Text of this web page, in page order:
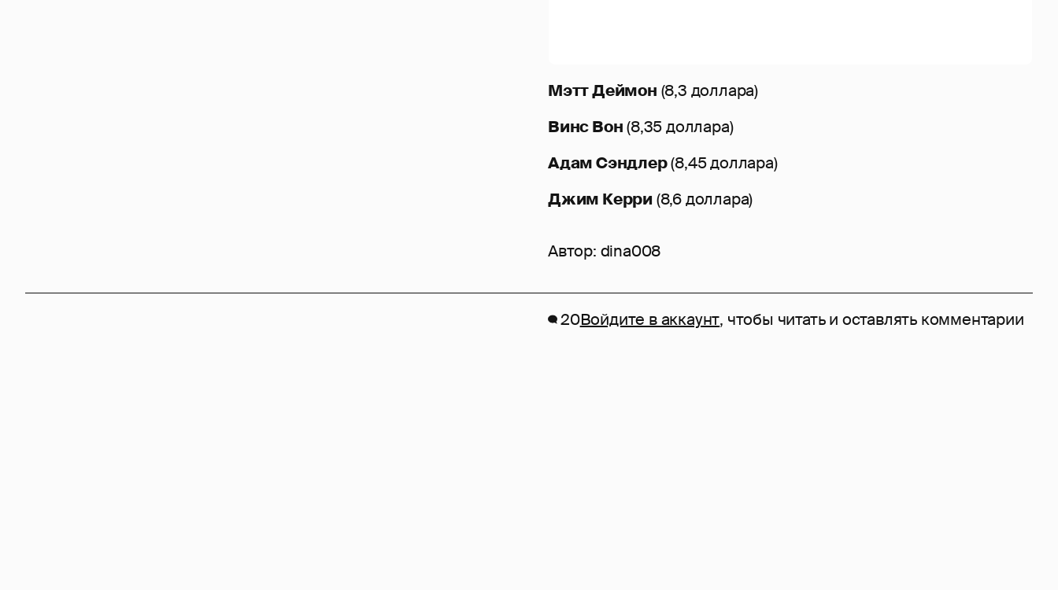
Мэтт Деймон (8,3 доллара)
Винс Вон(8,35 доллара)
Адам Сэндлер(8,45 доллара)
Джим Керри (8,6 доллара)
Автор: dina008
20Войдите в аккаунт, чтобы читать и оставлять комментарии